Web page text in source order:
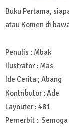
Buku Pertama,
atau Komen di
Penulis : Mbak
Ilustrator : Mas
Ide Cerita ; Abang
Kontributor : Ade
Layouter : 481
Pernerbit :